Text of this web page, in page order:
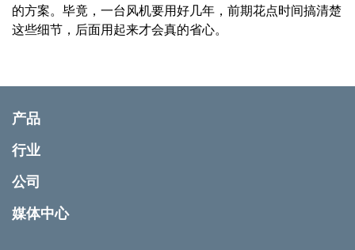
的方案。毕竟，一台风机要用好几年，前期花点时间搞清楚
这些细节，后面用起来才会真的省心。
产品
行业
公司
媒体中心